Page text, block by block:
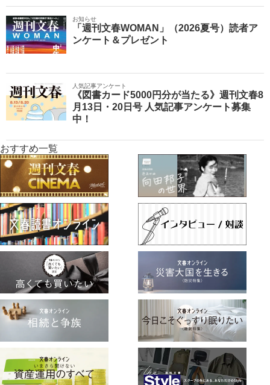
お知らせ
「週刊文春WOMAN」（2026夏号）読者ア
ンケート＆プレゼント
人気記事アンケート
《図書カード5000円分が当たる》週刊文春8
月13日・20日号 人気記事アンケート募集
中！
おすすめ一覧